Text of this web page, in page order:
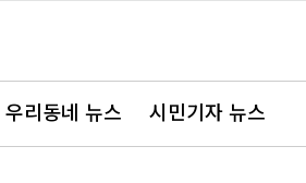
우리동네 뉴스 시민기자 뉴스